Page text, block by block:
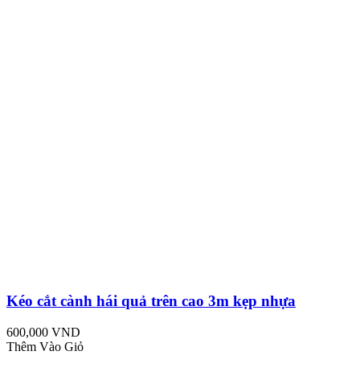
Kéo cắt cành hái quả trên cao 3m kẹp nhựa
600,000 VND
Thêm Vào Giỏ